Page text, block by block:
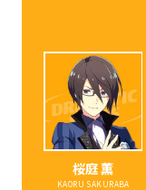
桜庭 薫
KAORU SAKURABA